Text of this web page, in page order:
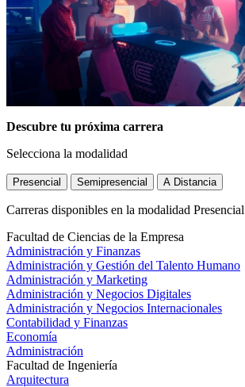
Descubre tu próxima carrera
Selecciona la modalidad
Presencial Semipresencial A Distancia
Carreras disponibles en la modalidad Presencial
Facultad de Ciencias de la Empresa
Administración y Finanzas
Administración y Gestión del Talento Humano
Administración y Marketing
Administración y Negocios Digitales
Administración y Negocios Internacionales
Contabilidad y Finanzas
Economía
Administración
Facultad de Ingeniería
Arquitectura